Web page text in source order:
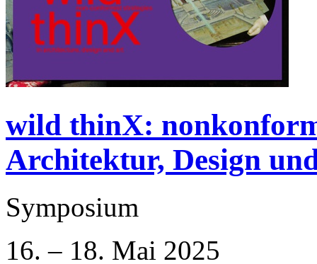
wild thinX:
Architektur, Design
Symposium
16. – 18. Mai 2025